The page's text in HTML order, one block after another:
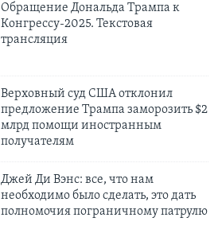
Обращение Дональда Трампа к
Конгрессу-2025. Текстовая
трансляция
Верховный суд США отклонил
предложение Трампа заморозить $2
млрд помощи иностранным
получателям
Джей Ди Вэнс: все, что нам
необходимо было сделать, это дать
полномочия пограничному патрулю